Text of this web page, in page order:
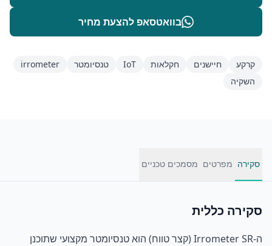
בוואטסאפ להצעת מחיר
קרקע חיישנים חקלאות IoT טנסיומטר
irrometer
השקיה
סקירה מפרטים מסמכים טכניים
סקירה כללית
ה-Irrometer SR (קצר טווח) הוא טנסיומטר מקצועי שתוכנן